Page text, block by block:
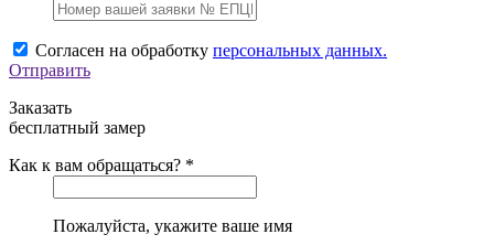
Согласен на обработку персональных данных.
Отправить
Заказать
бесплатный замер
Как к вам обращаться? *
Пожалуйста, укажите ваше имя